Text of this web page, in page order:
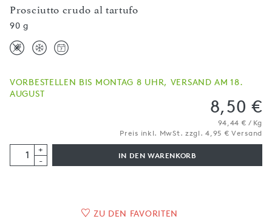
Prosciutto crudo al tartufo
90 g
VORBESTELLEN BIS MONTAG 8 UHR, VERSAND AM 18.
AUGUST
8,50 €
94,44 € / Kg
Preis inkl. MwSt. zzgl. 4,95 € Versand
+
-
IN DEN WARENKORB
ZU DEN FAVORITEN